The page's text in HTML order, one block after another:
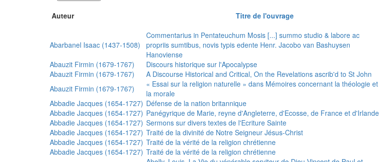
Auteur Titre de l'ouvrage
Abarbanel Isaac (1437-1508)
Commentarius in Pentateuchum Mosis [...] summo studio & labore ac
propriis sumtibus, novis typis edente Henr. Jacobo van Bashuysen
Hanoviense
Abauzit Firmin (1679-1767)
Discours historique sur l'Apocalypse
Abauzit Firmin (1679-1767)
A Discourse Historical and Critical, On the Revelations ascrib'd to St John
Abauzit Firmin (1679-1767)
« Essai sur la religion naturelle » dans Mémoires concernant la théologie et
la morale
Abbadie Jacques (1654-1727) Défense de la nation britannique
Abbadie Jacques (1654-1727) Panégyrique de Marie, reyne d'Angleterre, d'Ecosse, de France et d'Irlande
Abbadie Jacques (1654-1727) Sermons sur divers textes de l'Ecriture Sainte
Abbadie Jacques (1654-1727) Traité de la divinité de Notre Seigneur Jésus-Christ
Abbadie Jacques (1654-1727) Traité de la vérité de la religion chrétienne
Abbadie Jacques (1654-1727) Traité de la vérité de la religion chrétienne